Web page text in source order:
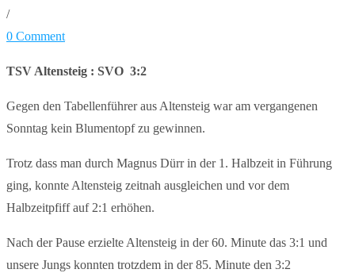
/
0 Comment
TSV Altensteig : SVO 3:2
Gegen den Tabellenführer aus Altensteig war am vergangenen
Sonntag kein Blumentopf zu gewinnen.
Trotz dass man durch Magnus Dürr in der 1. Halbzeit in Führung
ging, konnte Altensteig zeitnah ausgleichen und vor dem
Halbzeitpfiff auf 2:1 erhöhen.
Nach der Pause erzielte Altensteig in der 60. Minute das 3:1 und
unsere Jungs konnten trotzdem in der 85. Minute den 3:2